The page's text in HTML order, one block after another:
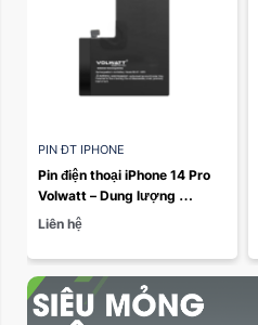
PIN ĐT IPHONE
Pin điện thoại iPhone 14 Pro
Volwatt – Dung lượng
3200mAh
Liên hệ